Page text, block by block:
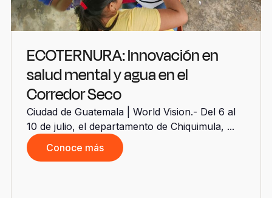
ECOTERNURA: Innovación en
salud mental y agua en el
Corredor Seco
Ciudad de Guatemala | World Vision.- Del 6 al
10 de julio, el departamento de Chiquimula, ...
Conoce más